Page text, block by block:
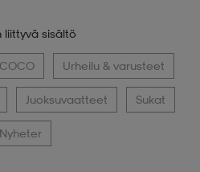
liittyvä sisältö
Urheilu & varusteet
Juoksuvaatteet Sukat
Nyheter